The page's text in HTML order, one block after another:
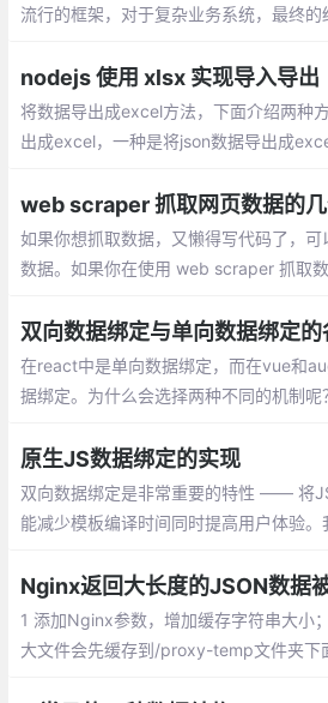
流行的框架，对于复杂业务系统，最终
nodejs 使用 xlsx 实现导入导出
将数据导出成excel方法，下面介绍两种
出成excel，一种是将json数据导出成
web scraper 抓取网页数据的
如果你想抓取数据，又懒得写代码了，
数据。如果你在使用 web scraper 抓取
你放弃 web scraper 。
双向数据绑定与单向数据绑定
在react中是单向数据绑定，而在vue和
据绑定。为什么会选择两种不同的机制
原生JS数据绑定的实现
双向数据绑定是非常重要的特性 —— 将
能减少模板编译时间同时提高用户体验
Nginx返回大长度的JSON数据
1 添加Nginx参数，增加缓存字符串大小
大文件会先缓存到/proxy-temp文件夹下